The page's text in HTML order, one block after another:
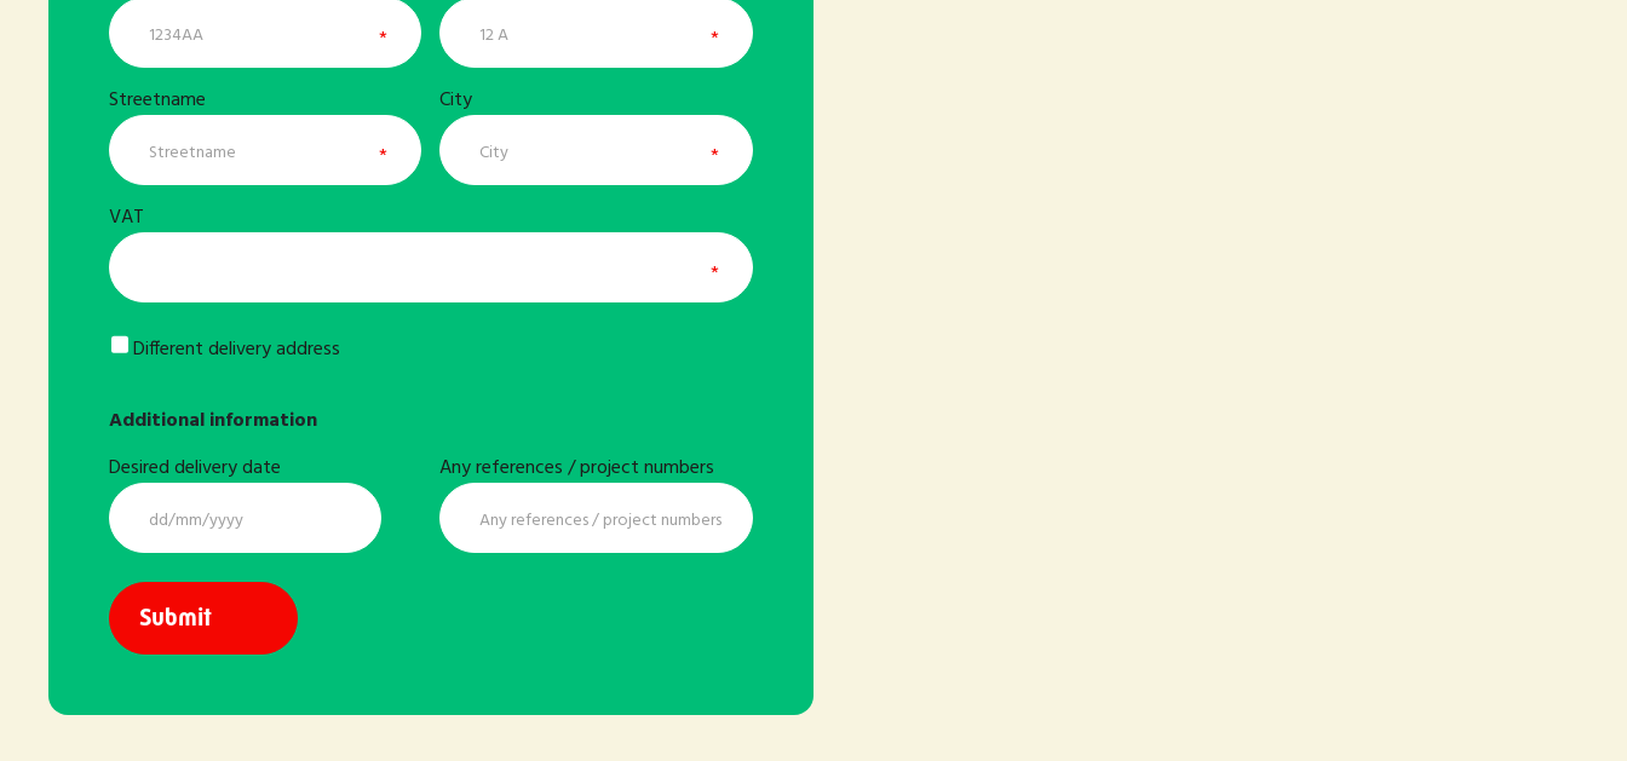
Streetname City
VAT
Different
address
Different delivery address
Additional information
Desired delivery date
DD
slash
MM
slash
YYYY
Any references / project numbers